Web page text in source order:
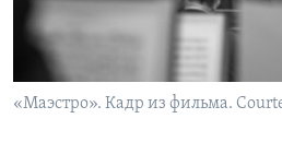
«Маэстро». Кадр из фильма.